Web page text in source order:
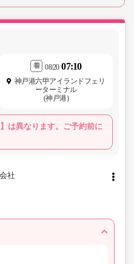
は異なります。ご予約前に
着 08/20 07:10
神戸港六甲アイランドフェリ
ーターミナル
(神戸港)
社